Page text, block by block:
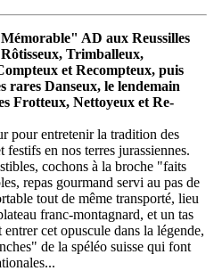
AD aux Reussilles
Trimballeux,
et Recompteux, puis
rares Danseux, le lendemain
Frotteux, Nettoyeux et Re-
pour entretenir la tradition des
en nos terres jurassiennes.
cochons à la broche "faits
repas gourmand servi au pas de
tout de même transporté, lieu
franc-montagnard, et un tas
cet opuscule dans la légende,
de la spéléo suisse qui font